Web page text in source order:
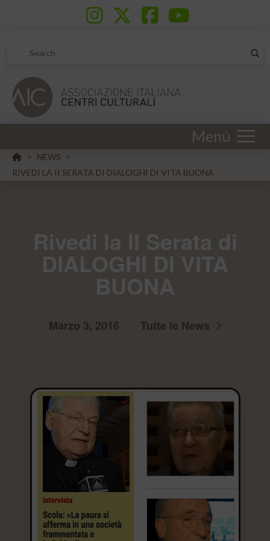
Search
Menù
HOME
> NEWS
>
RIVEDI LA II SERATA DI DIALOGHI DI VITA BUONA
Marzo 3, 2016 Tutte le News